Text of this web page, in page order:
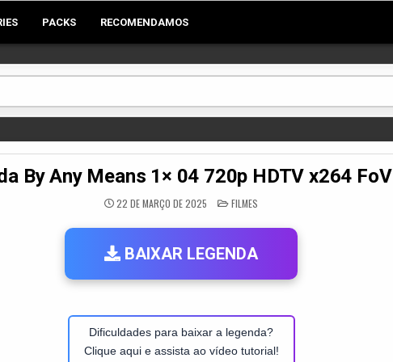
PACKS RECOMENDAMOS
By Any Means 1× 04 720p HDTV x264 FoV
22 DE MARÇO DE 2025 POSTED
IN
FILMES
BAIXAR LEGENDA
Dificuldades para baixar a legenda?
Clique aqui e assista ao vídeo tutorial!